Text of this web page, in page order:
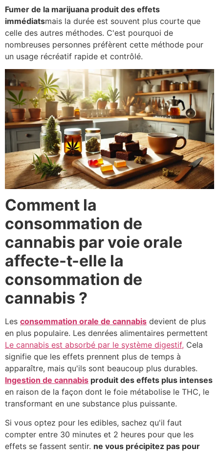
Fumer de la marijuana produit des effets
immédiatsmais la durée est souvent plus courte que
celle des autres méthodes. C'est pourquoi de
nombreuses personnes préfèrent cette méthode pour
un usage récréatif rapide et contrôlé.
Comment la
consommation de
cannabis par voie orale
affecte-t-elle la
consommation de
cannabis ?
Les consommation orale de cannabis devient de plus
en plus populaire. Les denrées alimentaires permettent
Le cannabis est absorbé par le système digestif, Cela
signifie que les effets prennent plus de temps à
apparaître, mais qu'ils sont beaucoup plus durables.
Ingestion de cannabis produit des effets plus intenses
en raison de la façon dont le foie métabolise le THC, le
transformant en une substance plus puissante.
Si vous optez pour les edibles, sachez qu'il faut
compter entre 30 minutes et 2 heures pour que les
effets se fassent sentir. ne vous précipitez pas pour